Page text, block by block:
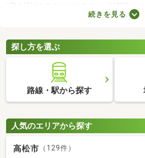
宅を検討することがおすすめ。以前誰かが
ものの、費用を大幅に抑えられるメリッ
続きを見る
探し方を選ぶ
路線・駅から探す
人気のエリアから探す
高松市 （129件）